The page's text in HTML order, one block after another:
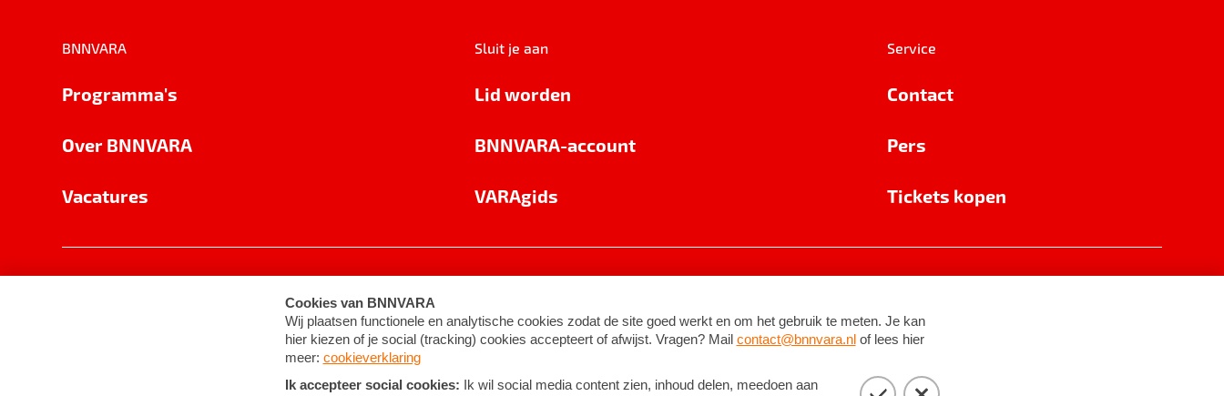
BNNVARA
Programma's
Over BNNVARA
Vacatures
Sluit je aan
Lid worden
BNNVARA-account
VARAgids
Service
Contact
Pers
Tickets kopen
Cookie-instellingen Algemene voorwaarden ©2026BNNVARA